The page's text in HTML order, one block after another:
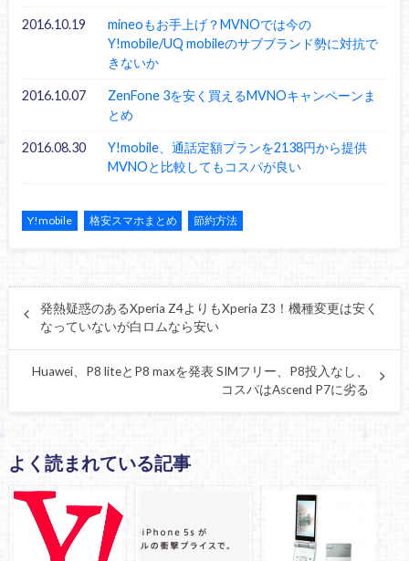
2016.10.19
mineoもお手上げ？MVNOでは今の
Y!mobile/UQ mobileのサブブランド勢に対抗で
きないか
2016.10.07
ZenFone 3を安く買えるMVNOキャンペーンま
とめ
2016.08.30
Y!mobile、通話定額プランを2138円から提供
MVNOと比較してもコスパが良い
Y!mobile 格安スマホまとめ 節約方法
発熱疑惑のあるXperia Z4よりもXperia Z3！機種変更は安く
なっていないが白ロムなら安い
Huawei、P8 liteとP8 maxを発表 SIMフリー、P8投入なし、
コスパはAscend P7に劣る
よく読まれている記事